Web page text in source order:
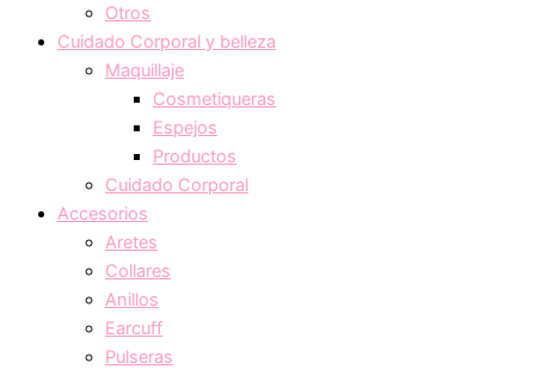
Otros
Cuidado Corporal y belleza
Maquillaje
Cosmetiqueras
Espejos
Productos
Cuidado Corporal
Accesorios
Aretes
Collares
Anillos
Earcuff
Pulseras